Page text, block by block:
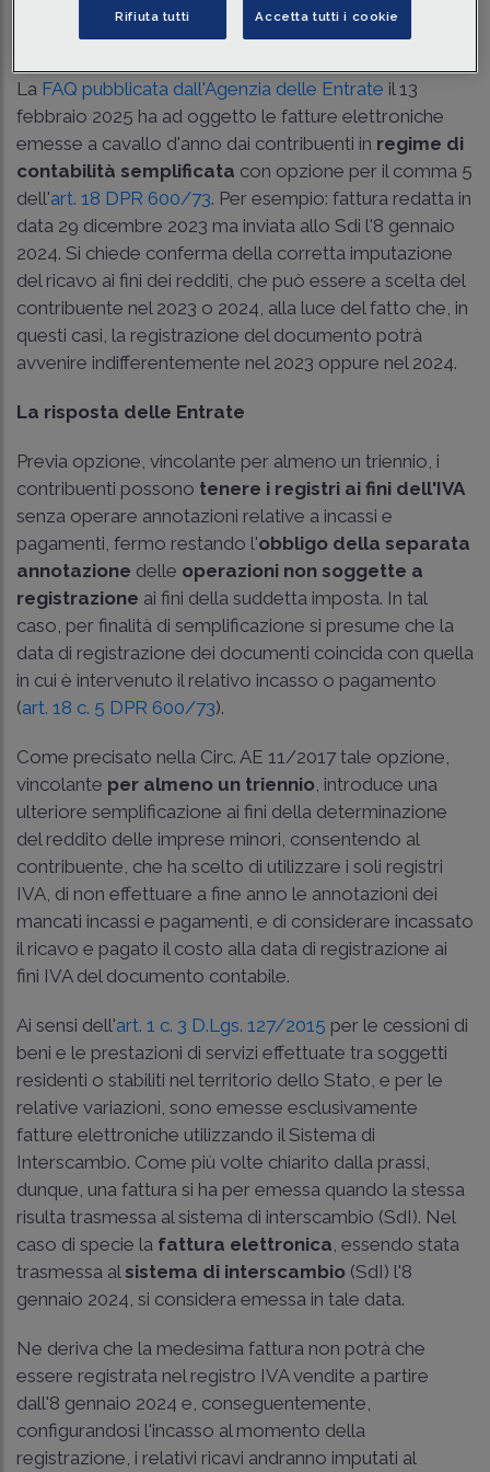
Regime del registrato
La FAQ pubblicata dall'Agenzia delle Entrate il 13
febbraio 2025 ha ad oggetto le fatture elettroniche
emesse a cavallo d'anno dai contribuenti in regime di
contabilità semplificata con opzione per il comma 5
dell'art. 18 DPR 600/73. Per esempio: fattura redatta in
data 29 dicembre 2023 ma inviata allo Sdi l'8 gennaio
2024. Si chiede conferma della corretta imputazione
del ricavo ai fini dei redditi, che può essere a scelta del
contribuente nel 2023 o 2024, alla luce del fatto che, in
questi casi, la registrazione del documento potrà
avvenire indifferentemente nel 2023 oppure nel 2024.
La risposta delle Entrate
Previa opzione, vincolante per almeno un triennio, i
contribuenti possono tenere i registri ai fini dell'IVA
senza operare annotazioni relative a incassi e
pagamenti, fermo restando l'obbligo della separata
annotazione delle operazioni non soggette a
registrazione ai fini della suddetta imposta. In tal
caso, per finalità di semplificazione si presume che la
data di registrazione dei documenti coincida con quella
in cui è intervenuto il relativo incasso o pagamento
(art. 18 c. 5 DPR 600/73).
Come precisato nella Circ. AE 11/2017 tale opzione,
vincolante per almeno un triennio , introduce una
ulteriore semplificazione ai fini della determinazione
del reddito delle imprese minori, consentendo al
contribuente, che ha scelto di utilizzare i soli registri
IVA, di non effettuare a fine anno le annotazioni dei
mancati incassi e pagamenti, e di considerare incassato
il ricavo e pagato il costo alla data di registrazione ai
fini IVA del documento contabile.
Ai sensi dell'art. 1 c. 3 D.Lgs. 127/2015 per le cessioni di
beni e le prestazioni di servizi effettuate tra soggetti
residenti o stabiliti nel territorio dello Stato, e per le
relative variazioni, sono emesse esclusivamente
fatture elettroniche utilizzando il Sistema di
Interscambio. Come più volte chiarito dalla prassi,
dunque, una fattura si ha per emessa quando la stessa
risulta trasmessa al sistema di interscambio (SdI). Nel
caso di specie la fattura elettronica , essendo stata
trasmessa al sistema di interscambio (SdI) l'8
gennaio 2024, si considera emessa in tale data.
Ne deriva che la medesima fattura non potrà che
essere registrata nel registro IVA vendite a partire
dall'8 gennaio 2024 e, conseguentemente,
configurandosi l'incasso al momento della
registrazione, i relativi ricavi andranno imputati al
Rifiuta tutti Accetta tutti i cookie